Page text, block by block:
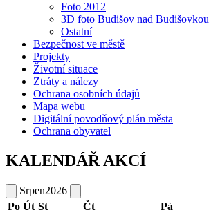
Foto 2012
3D foto Budišov nad Budišovkou
Ostatní
Bezpečnost ve městě
Projekty
Životní situace
Ztráty a nálezy
Ochrana osobních údajů
Mapa webu
Digitální povodňový plán města
Ochrana obyvatel
KALENDÁŘ AKCÍ
Srpen2026
Po Út St Čt Pá